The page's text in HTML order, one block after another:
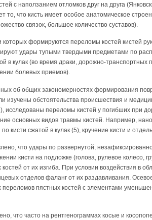
с наползанием отломков друг на друга
то, что кисть имеет особое анатомическое
связок, большое количество суставов).
формируются переломы костей кистей
удары тупыми твердыми предметами по
в кулак (во время драки, дорожно-
болевых приемов).
об общих закономерностях формирования
изучены обстоятельства происшествия и
исследованы переломы кистей у погибших при
основных видов травмы кистей. Например,
кисти сжатой в кулак (5), кручение кисти и
что удары по развернутой,
кисти на подложке (голова, рулевое колесо,
от их изгиба. При условии воздействия в
отделов фаланг от их раздавливания.
пястных костей с элементами
что часто на рентгенограммах косые и